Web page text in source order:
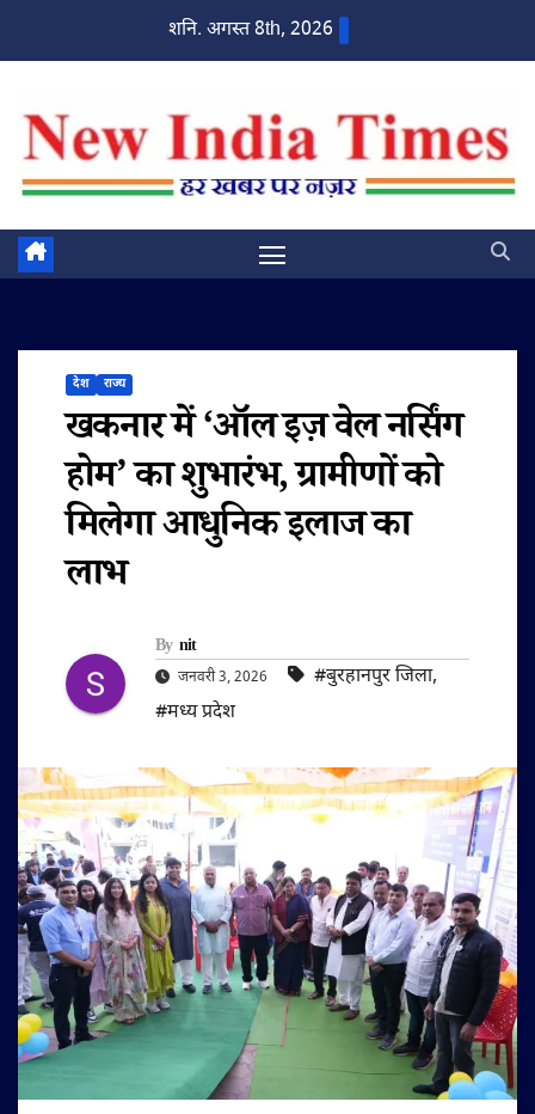
शनि. अगस्त 8th, 2026
देश राज्य
खकनार में ‘ऑल इज़ वेल नर्सिंग
होम’ का शुभारंभ, ग्रामीणों को
मिलेगा आधुनिक इलाज का
लाभ
By nit
जनवरी 3, 2026 #बुरहानपुर जिला,
#मध्य प्रदेश